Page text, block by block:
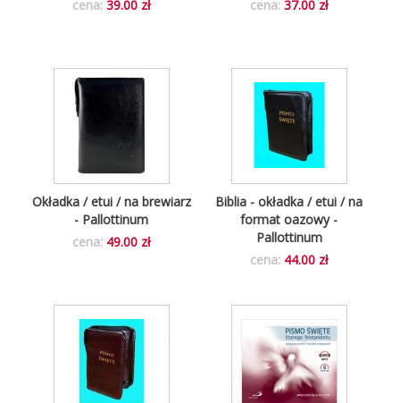
cena: 37.00 zł
cena: 39.00 zł
Biblia - okładka / etui / na
format oazowy -
Pallottinum
cena: 44.00 zł
Okładka / etui / na brewiarz
- Pallottinum
cena: 49.00 zł